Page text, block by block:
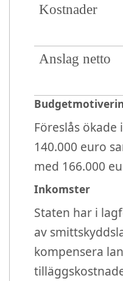
Kostnader
Anslag netto
Föreslås
140.000 euro
med 166.000
Inkomster
Staten har i
av
kompensera